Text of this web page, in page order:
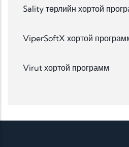
Sality төрлийн хортой
ViperSoftX хортой
Virut хортой программ